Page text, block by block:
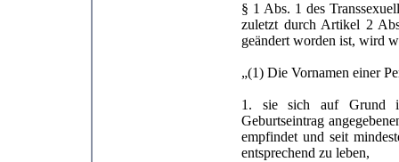
§ 1 Abs. 1 des
zuletzt durch Artikel 2
geändert worden ist, wird
„(1) Die Vornamen einer
1. sie sich auf Grund
Geburtseintrag
empfindet und seit
entsprechend zu leben,